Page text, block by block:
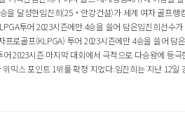
을 달성한임진희(25‧안강건설)가 세계 여자 골프
투어 2023시즌에만 4승을 쓸어 담은임진희선수
로골프(KLPGA) 투어 2023시즌에만 4승을 쓸어
2023시즌 마지막 대회에서 극적으로 다승왕에 등
믹스 포인트 1위를 확정 지었다.임진희는 지난 12